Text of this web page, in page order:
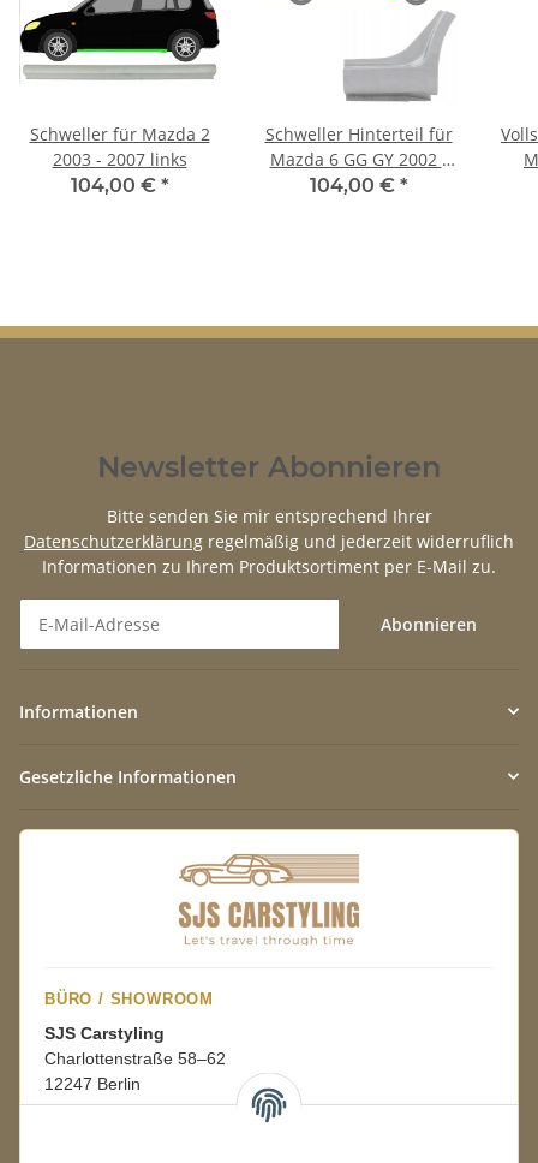
Schweller für Mazda 2
2003 - 2007 links
104,00 € *
Schweller Hinterteil für
Mazda 6 GG GY 2002 -
2007 links
104,00 € *
Newsletter Abonnieren
Bitte senden Sie mir entsprechend Ihrer
Datenschutzerklärung regelmäßig und jederzeit widerruflich
Informationen zu Ihrem Produktsortiment per E-Mail zu.
Abonnieren
Informationen
Gesetzliche Informationen
BÜRO / SHOWROOM
SJS Carstyling
Charlottenstraße 58–62
12247 Berlin